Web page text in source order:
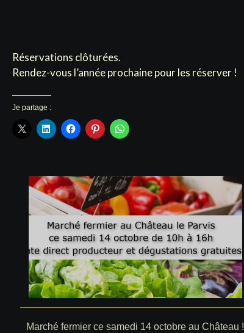
Réservations clôturées.
Rendez-vous l’année prochaine pour les réserver !
Je partage :
Marché fermier ce samedi 14 octobre au Château !